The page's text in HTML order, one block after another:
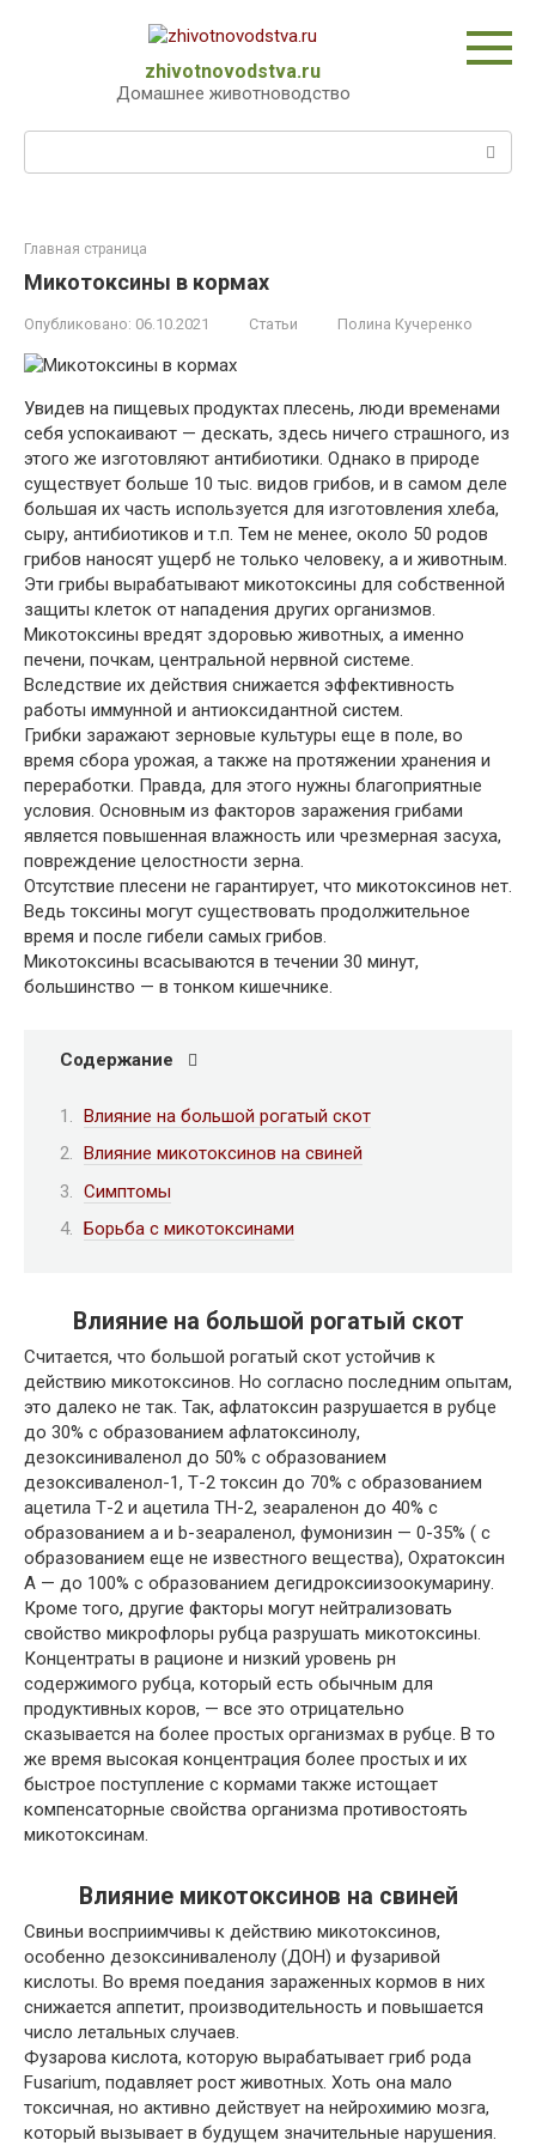
zhivotnovodstva.ru
Домашнее животноводство
Поиск:
Главная страница
Микотоксины в кормах
Опубликовано: 06.10.2021 Статьи Полина Кучеренко
Увидев на пищевых продуктах плесень, люди временами
себя успокаивают — дескать, здесь ничего страшного, из
этого же изготовляют антибиотики. Однако в природе
существует больше 10 тыс. видов грибов, и в самом деле
большая их часть используется для изготовления хлеба,
сыру, антибиотиков и т.п. Тем не менее, около 50 родов
грибов наносят ущерб не только человеку, а и животным.
Эти грибы вырабатывают микотоксины для собственной
защиты клеток от нападения других организмов.
Микотоксины вредят здоровью животных, а именно
печени, почкам, центральной нервной системе.
Вследствие их действия снижается эффективность
работы иммунной и антиоксидантной систем.
Грибки заражают зерновые культуры еще в поле, во
время сбора урожая, а также на протяжении хранения и
переработки. Правда, для этого нужны благоприятные
условия. Основным из факторов заражения грибами
является повышенная влажность или чрезмерная засуха,
повреждение целостности зерна.
Отсутствие плесени не гарантирует, что микотоксинов нет.
Ведь токсины могут существовать продолжительное
время и после гибели самых грибов.
Микотоксины всасываются в течении 30 минут,
большинство — в тонком кишечнике.
Содержание
Влияние на большой рогатый скот
Влияние микотоксинов на свиней
Симптомы
Борьба с микотоксинами
Влияние на большой рогатый скот
Считается, что большой рогатый скот устойчив к
действию микотоксинов. Но согласно последним опытам,
это далеко не так. Так, афлатоксин разрушается в рубце
до 30% с образованием афлатоксинолу,
дезоксиниваленол до 50% с образованием
дезоксиваленол-1, Т-2 токсин до 70% с образованием
ацетила Т-2 и ацетила ТН-2, зеараленон до 40% с
образованием a и b-зеараленол, фумонизин — 0-35% ( с
образованием еще не известного вещества), Охратоксин
А — до 100% с образованием дегидроксиизоокумарину.
Кроме того, другие факторы могут нейтрализовать
свойство микрофлоры рубца разрушать микотоксины.
Концентраты в рационе и низкий уровень рн
содержимого рубца, который есть обычным для
продуктивных коров, — все это отрицательно
сказывается на более простых организмах в рубце. В то
же время высокая концентрация более простых и их
быстрое поступление с кормами также истощает
компенсаторные свойства организма противостоять
микотоксинам.
Влияние микотоксинов на свиней
Свиньи восприимчивы к действию микотоксинов,
особенно дезоксиниваленолу (ДОН) и фузаривой
кислоты. Во время поедания зараженных кормов в них
снижается аппетит, производительность и повышается
число летальных случаев.
Фузарова кислота, которую вырабатывает гриб рода
Fusarium, подавляет рост животных. Хоть она мало
токсичная, но активно действует на нейрохимию мозга,
который вызывает в будущем значительные нарушения.